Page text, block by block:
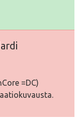
=DC)